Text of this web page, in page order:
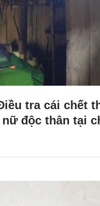
tra cái chết
độc thân tại